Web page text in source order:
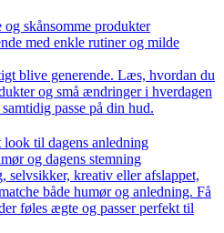
skånsomme produkter
med enkle rutiner og milde
blive generende. Læs, hvordan du
og små ændringer i hverdagen
passe på din hud.
til dagens anledning
og dagens stemning
selvsikker, kreativ eller afslappet,
både humør og anledning. Få
føles ægte og passer perfekt til